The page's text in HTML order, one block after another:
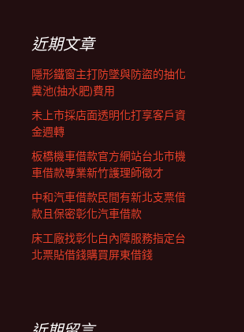
列近期文章
隱形鐵窗主打防墜與防盜的抽化
糞池(抽水肥)費用
未上市採店面透明化打享客戶資
金週轉
板橋機車借款官方網站台北市機
車借款專業新竹護理師徵才
中和汽車借款民間有新北支票借
款且保密彰化汽車借款
床工廠找彰化白內障服務指定台
北票貼借錢購買屏東借錢